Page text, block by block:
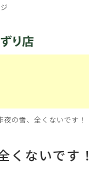
夜の雪、全くないです！
くないです！